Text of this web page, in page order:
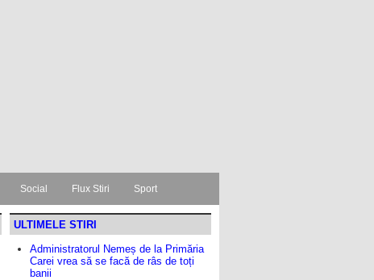
Social Flux Stiri Sport
ULTIMELE STIRI
Administratorul Nemeș de la Primăria
Carei vrea să se facă de râs de toți
banii